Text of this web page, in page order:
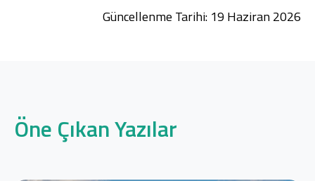
Güncellenme Tarihi: 19 Haziran 2026
Öne Çıkan Yazılar